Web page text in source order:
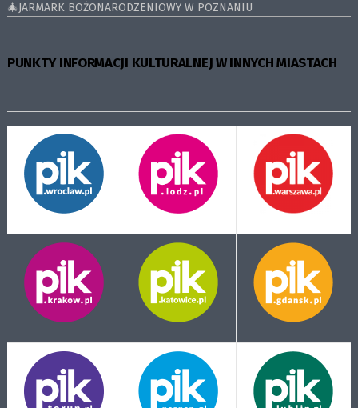
🎄JARMARK BOŻONARODZENIOWY W POZNANIU
PUNKTY INFORMACJI KULTURALNEJ W INNYCH MIASTACH